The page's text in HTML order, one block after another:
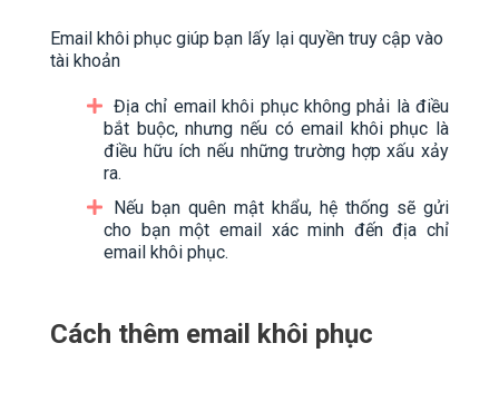
Email khôi phục giúp bạn lấy lại quyền truy cập vào
tài khoản
Địa chỉ email khôi phục không phải là điều
bắt buộc, nhưng nếu có email khôi phục là
điều hữu ích nếu những trường hợp xấu xảy
ra.
Nếu bạn quên mật khẩu, hệ thống sẽ gửi
cho bạn một email xác minh đến địa chỉ
email khôi phục.
Cách thêm email khôi phục